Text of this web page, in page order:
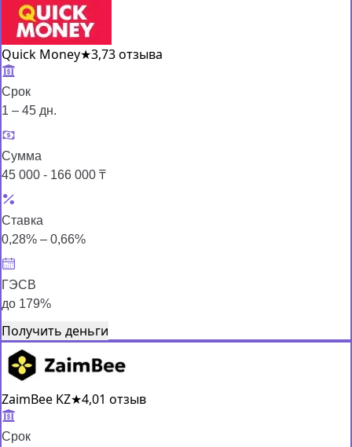
Quick Money★3,73 отзыва
Срок
1 – 45 дн.
Сумма
45 000 - 166 000 ₸
Ставка
0,28% – 0,66%
ГЭСВ
до 179%
Получить деньги
ZaimBee KZ★4,01 отзыв
Срок